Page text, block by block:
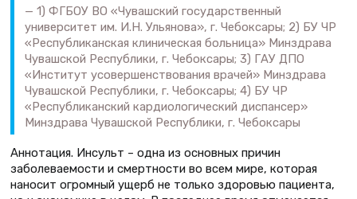
1) ФГБОУ ВО «Чувашский государственный
университет им. И.Н. Ульянова», г. Чебоксары; 2) БУ ЧР
«Республиканская клиническая больница» Минздрава
Чувашской Республики, г. Чебоксары; 3) ГАУ ДПО
«Институт усовершенствования врачей» Минздрава
Чувашской Республики, г. Чебоксары; 4) БУ ЧР
«Республиканский кардиологический диспансер»
Минздрава Чувашской Республики, г. Чебоксары
Аннотация. Инсульт – одна из основных причин
заболеваемости и смертности во всем мире, которая
наносит огромный ущерб не только здоровью пациента,